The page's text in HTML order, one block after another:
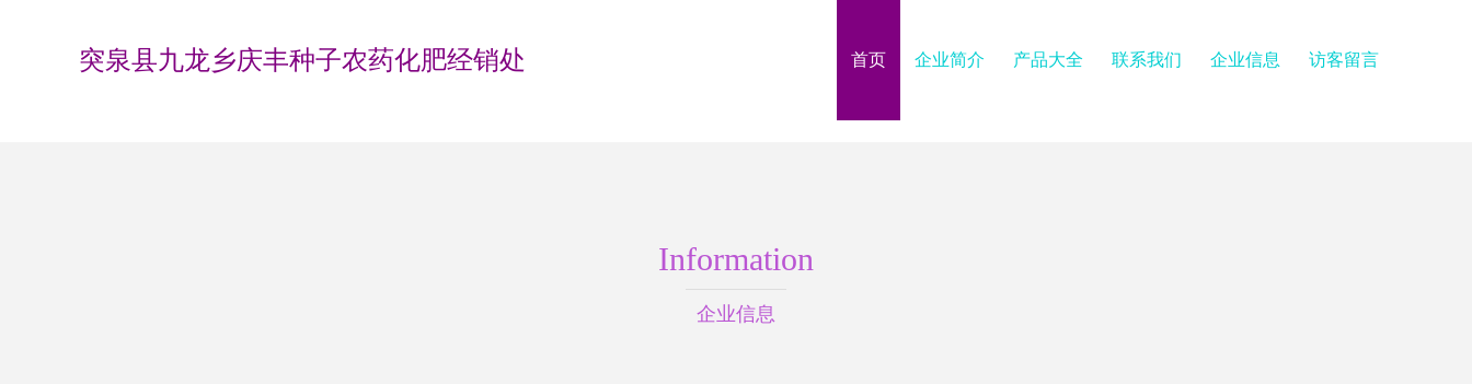
突泉县九龙乡庆丰种子农药化肥经销处 首页 企业简介 产品大全 联系我们 企业信息 访客留言
Information
企业信息